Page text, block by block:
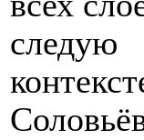
следую